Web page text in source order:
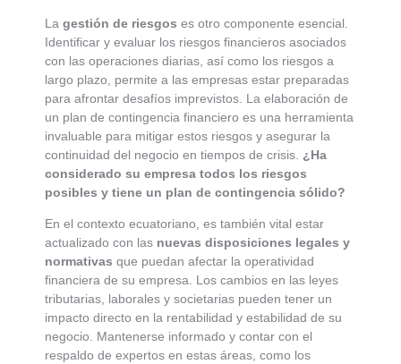
La gestión de riesgos es otro componente esencial.
Identificar y evaluar los riesgos financieros asociados
con las operaciones diarias, así como los riesgos a
largo plazo, permite a las empresas estar preparadas
para afrontar desafíos imprevistos. La elaboración de
un plan de contingencia financiero es una herramienta
invaluable para mitigar estos riesgos y asegurar la
continuidad del negocio en tiempos de crisis. ¿Ha
considerado su empresa todos los riesgos
posibles y tiene un plan de contingencia sólido?
En el contexto ecuatoriano, es también vital estar
actualizado con las nuevas disposiciones legales y
normativas que puedan afectar la operatividad
financiera de su empresa. Los cambios en las leyes
tributarias, laborales y societarias pueden tener un
impacto directo en la rentabilidad y estabilidad de su
negocio. Mantenerse informado y contar con el
respaldo de expertos en estas áreas, como los